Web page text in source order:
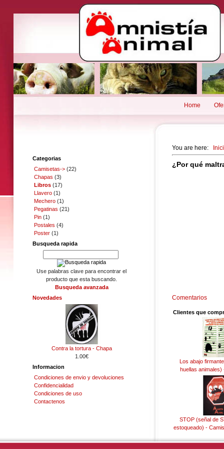
Home
Categorias
Camisetas-> (22)
Chapas (3)
Libros (17)
Llavero (1)
Mechero (1)
Pegatinas (21)
Pin (1)
Postales (4)
Poster (1)
Busqueda rapida
Use palabras clave para encontrar el
producto que esta buscando.
Busqueda avanzada
Novedades
Contra la tortura - Chapa
1.00€
Informacion
Condiciones de envio y devoluciones
Confidencialidad
Condiciones de uso
Contactenos
You are here:
¿Por qué
Comentarios
Clientes que
Los abajo
huellas animales)
STOP (señal de
estoqueado) -